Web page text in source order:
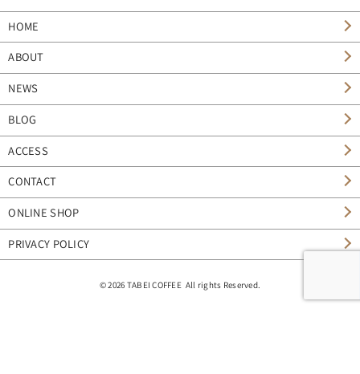
HOME
ABOUT
NEWS
BLOG
ACCESS
CONTACT
ONLINE SHOP
PRIVACY POLICY
© 2026 TABEI COFFEE All rights Reserved.